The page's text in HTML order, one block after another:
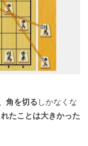
角を切る しかなくな
たことは大きかった